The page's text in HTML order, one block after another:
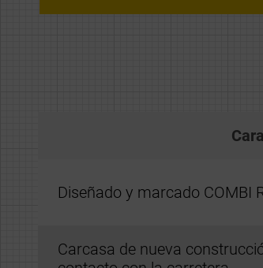
Diseñado y marcado COMBI
Carcasa de nueva